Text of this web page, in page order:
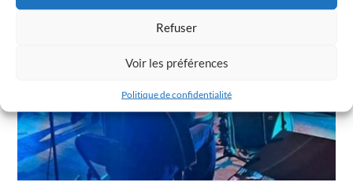
Refuser
Voir les préférences
Politique de confidentialité